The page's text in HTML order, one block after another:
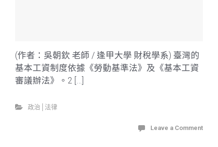
(作者：吳朝欽 老師 / 逢甲大學 財稅學系) 臺灣的
基本工資制度依據《勞動基準法》及《基本工資
審議辦法》。2 […]
政治│法律
Leave a Comment